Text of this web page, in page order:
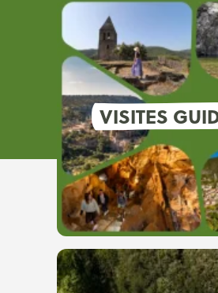
VISITES